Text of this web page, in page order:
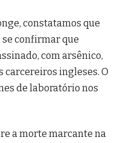
constatamos que
se confirmar que
com arsênico,
carcereiros ingleses. O
de laboratório nos
a morte marcante na